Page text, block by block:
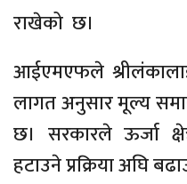
राखेको छ।
आईएमएफले
लागत अनुसार मूल्य
छ। सरकारले ऊर्जा
हटाउने प्रक्रिया अघि